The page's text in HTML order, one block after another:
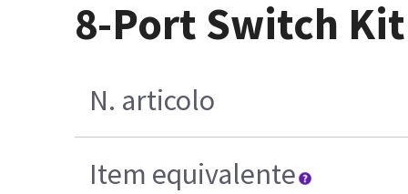
8-Port Switch
N. articolo
Item equivalente